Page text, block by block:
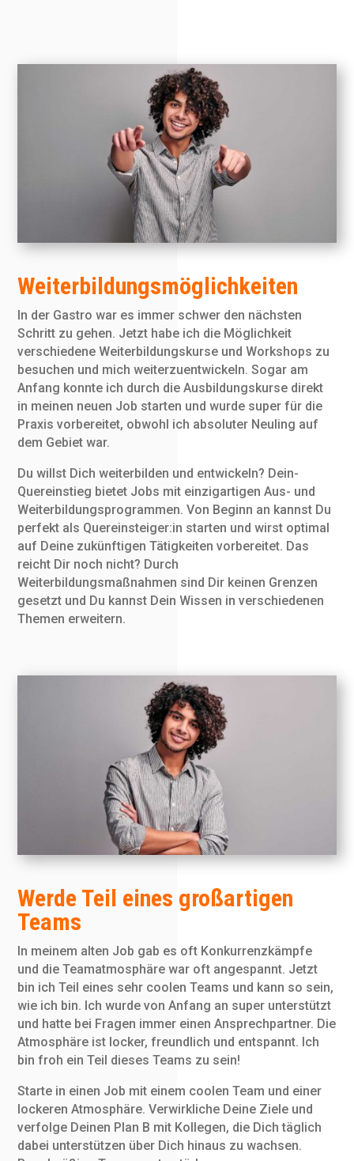
Weiterbildungsmöglichkeiten
In der Gastro war es immer schwer den nächsten
Schritt zu gehen. Jetzt habe ich die Möglichkeit
verschiedene Weiterbildungskurse und Workshops zu
besuchen und mich weiterzuentwickeln. Sogar am
Anfang konnte ich durch die Ausbildungskurse direkt
in meinen neuen Job starten und wurde super für die
Praxis vorbereitet, obwohl ich absoluter Neuling auf
dem Gebiet war.
Du willst Dich weiterbilden und entwickeln? Dein-
Quereinstieg bietet Jobs mit einzigartigen Aus- und
Weiterbildungsprogrammen. Von Beginn an kannst Du
perfekt als Quereinsteiger:in starten und wirst optimal
auf Deine zukünftigen Tätigkeiten vorbereitet. Das
reicht Dir noch nicht? Durch
Weiterbildungsmaßnahmen sind Dir keinen Grenzen
gesetzt und Du kannst Dein Wissen in verschiedenen
Themen erweitern.
Werde Teil eines großartigen
Teams
In meinem alten Job gab es oft Konkurrenzkämpfe
und die Teamatmosphäre war oft angespannt. Jetzt
bin ich Teil eines sehr coolen Teams und kann so sein,
wie ich bin. Ich wurde von Anfang an super unterstützt
und hatte bei Fragen immer einen Ansprechpartner. Die
Atmosphäre ist locker, freundlich und entspannt. Ich
bin froh ein Teil dieses Teams zu sein!
Starte in einen Job mit einem coolen Team und einer
lockeren Atmosphäre. Verwirkliche Deine Ziele und
verfolge Deinen Plan B mit Kollegen, die Dich täglich
dabei unterstützen über Dich hinaus zu wachsen.